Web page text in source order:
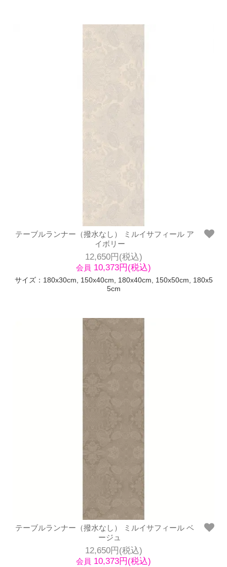
テーブルランナー（撥水なし） ミルイサフィール ア
イボリー
12,650円(税込)
会員 10,373円(税込)
サイズ：180x30cm, 150x40cm, 180x40cm, 150x50cm, 180x5
5cm
テーブルランナー（撥水なし） ミルイサフィール ベ
ージュ
12,650円(税込)
会員 10,373円(税込)